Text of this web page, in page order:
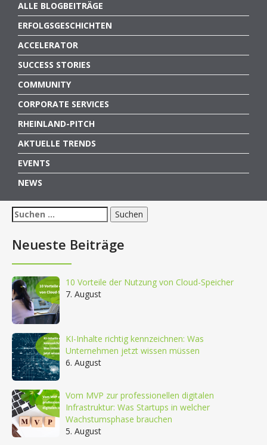
ALLE BLOGBEITRÄGE
ERFOLGSGESCHICHTEN
ACCELERATOR
SUCCESS STORIES
COMMUNITY
CORPORATE SERVICES
RHEINLAND-PITCH
AKTUELLE TRENDS
EVENTS
NEWS
Suchen
nach:
Neueste Beiträge
10 Vorteile der Nutzung von Cloud-Speicher
7. August
KI-Inhalte richtig kennzeichnen: Was
Unternehmen jetzt wissen müssen
6. August
Vom MVP zur professionellen digitalen
Infrastruktur: Was Startups in welcher
Wachstumsphase brauchen
5. August